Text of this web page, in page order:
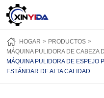
HOGAR
PRODUCTOS
VIDEO
CASOS
NOTICIAS
SOBRE NOSOTROS
CONTÁCTENOS
HOGAR
PRODUCTOS
MÁQUINA PULIDORA DE CABEZA
MÁQUINA PULIDORA DE ESPEJO
ESTÁNDAR DE ALTA CALIDAD